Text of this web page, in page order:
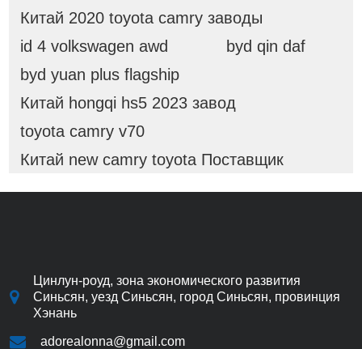
Китай 2020 toyota camry заводы
id 4 volkswagen awd
byd qin daf
byd yuan plus flagship
Китай hongqi hs5 2023 завод
toyota camry v70
Китай new camry toyota Поставщик
Цинлун-роуд, зона экономического развития
Синьсян, уезд Синьсян, город Синьсян, провинция
Хэнань
adorealonna@gmail.com